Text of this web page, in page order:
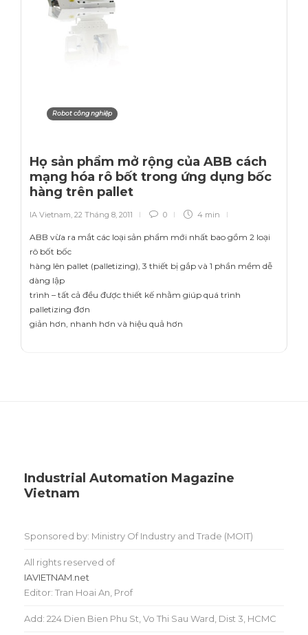
Robot công nghiệp
Họ sản phẩm mở rộng của ABB cách
mạng hóa rô bốt trong ứng dụng bốc
hàng trên pallet
IA Vietnam, 22 Tháng 8, 2011 0 4 min
ABB vừa ra mắt các loại sản phẩm mới nhất bao gồm 2 loại
rô bốt bốc
hàng lên pallet (palletizing), 3 thiết bị gắp và 1 phần mềm dễ
dàng lập
trình – tất cả đều được thiết kế nhằm giúp quá trình
palletizing đơn
giản hơn, nhanh hơn và hiệu quả hơn
Industrial Automation Magazine
Vietnam
Sponsored by: Ministry Of Industry and Trade (MOIT)
All rights reserved of
IAVIETNAM.net
Editor: Tran Hoai An, Prof
Add: 224 Dien Bien Phu St, Vo Thi Sau Ward, Dist 3, HCMC